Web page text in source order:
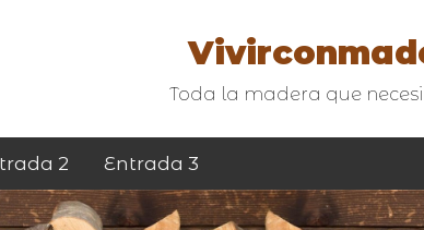
Toda la madera que
2 Entrada 3